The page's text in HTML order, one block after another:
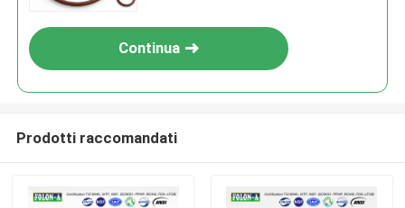
Continua
Prodotti raccomandati